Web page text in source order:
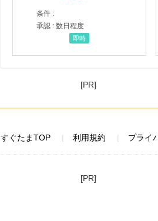
条件 :
承認 : 数日程度
即時
[PR]
すぐたまTOP 利用規約 プライ
[PR]